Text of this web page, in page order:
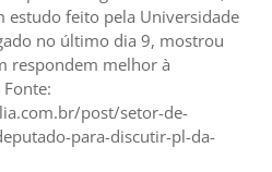
feito pela Universidade
no último dia 9, mostrou
respondem melhor à
post/setor-de-
para-discutir-pl-da-